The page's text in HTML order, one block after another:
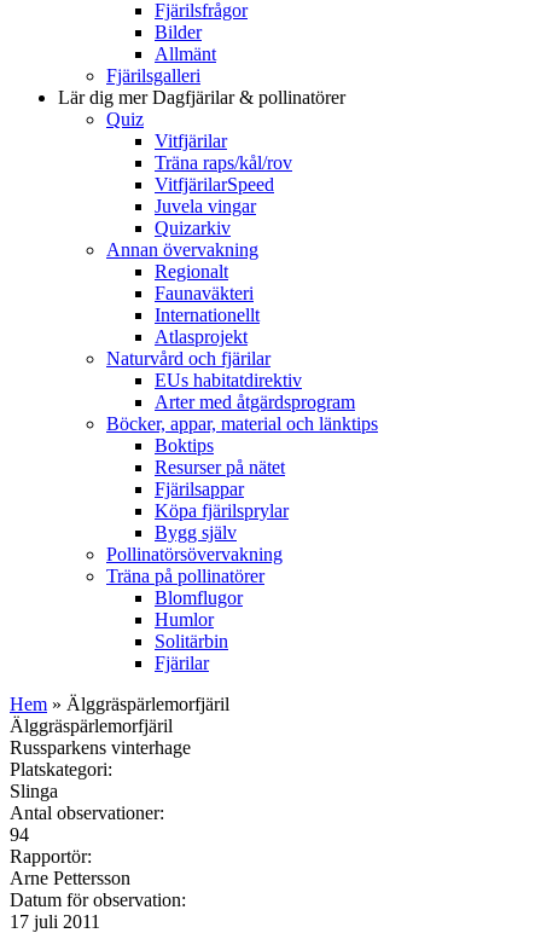
Fjärilsfrågor
Bilder
Allmänt
Fjärilsgalleri
Lär dig merDagfjärilar & pollinatörer
Quiz
Vitfjärilar
Träna raps/kål/rov
VitfjärilarSpeed
Juvela vingar
Quizarkiv
Annan övervakning
Regionalt
Faunaväkteri
Internationellt
Atlasprojekt
Naturvård och fjärilar
EUs habitatdirektiv
Arter med åtgärdsprogram
Böcker, appar, material och länktips
Boktips
Resurser på nätet
Fjärilsappar
Köpa fjärilsprylar
Bygg själv
Pollinatörsövervakning
Träna på pollinatörer
Blomflugor
Humlor
Solitärbin
Fjärilar
Hem » Älggräspärlemorfjäril
Älggräspärlemorfjäril
Russparkens vinterhage
Platskategori:
Slinga
Antal observationer:
94
Rapportör:
Arne Pettersson
Datum för observation:
17 juli 2011